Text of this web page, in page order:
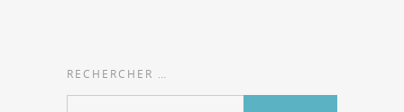
RECHERCHER …